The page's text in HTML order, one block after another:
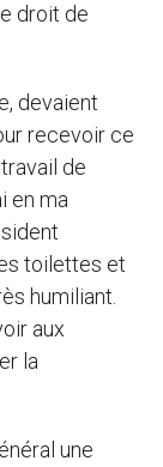
droit de
devaient
recevoir ce
de
en ma
toilettes et
humiliant.
aux
la
une